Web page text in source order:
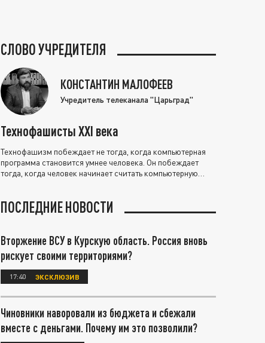
СЛОВО УЧРЕДИТЕЛЯ
КОНСТАНТИН МАЛОФЕЕВ
Учредитель телеканала "Царьград"
Технофашисты XXI века
Технофашизм побеждает не тогда, когда компьютерная
программа становится умнее человека. Он побеждает
тогда, когда человек начинает считать компьютерную
ПОСЛЕДНИЕ НОВОСТИ
Вторжение ВСУ в Курскую область. Россия вновь
рискует своими территориями?
17:40 ЭКСКЛЮЗИВ
Чиновники наворовали из бюджета и сбежали
вместе с деньгами. Почему им это позволили?